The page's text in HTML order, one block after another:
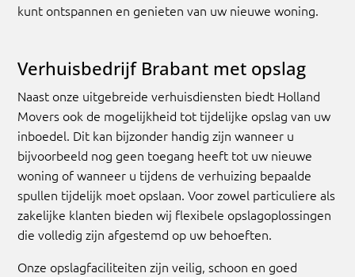
kunt ontspannen en genieten van uw nieuwe woning.
Verhuisbedrijf Brabant met opslag
Naast onze uitgebreide verhuisdiensten biedt Holland
Movers ook de mogelijkheid tot tijdelijke opslag van uw
inboedel. Dit kan bijzonder handig zijn wanneer u
bijvoorbeeld nog geen toegang heeft tot uw nieuwe
woning of wanneer u tijdens de verhuizing bepaalde
spullen tijdelijk moet opslaan. Voor zowel particuliere als
zakelijke klanten bieden wij flexibele opslagoplossingen
die volledig zijn afgestemd op uw behoeften.
Onze opslagfaciliteiten zijn veilig, schoon en goed